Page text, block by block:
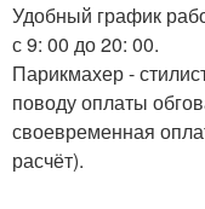
Удобный график
с 9: 00 до 20: 00.
Парикмахер -
поводу оплаты
своевременная
расчёт).